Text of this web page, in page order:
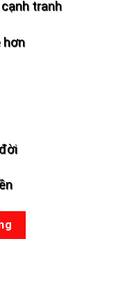
cạnh tranh
hơn